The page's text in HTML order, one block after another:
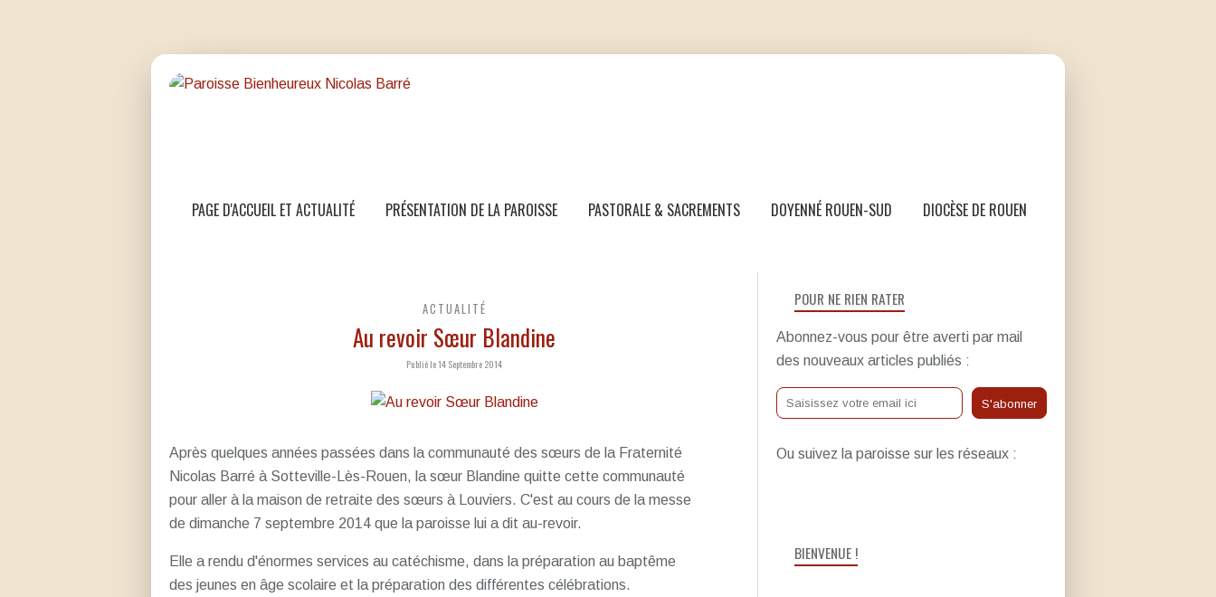
PAGE D'ACCUEIL ET ACTUALITÉ PRÉSENTATION DE LA PAROISSE PASTORALE & SACREMENTS DOYENNÉ ROUEN-SUD DIOCÈSE DE ROUEN
ACTUALITÉ
Au revoir Sœur Blandine
Publié le 14 Septembre 2014
Après quelques années passées dans la communauté des sœurs de la Fraternité
Nicolas Barré à Sotteville-Lès-Rouen, la sœur Blandine quitte cette communauté
pour aller à la maison de retraite des sœurs à Louviers. C'est au cours de la messe
de dimanche 7 septembre 2014 que la paroisse lui a dit au-revoir.
Elle a rendu d'énormes services au catéchisme, dans la préparation au baptême
des jeunes en âge scolaire et la préparation des différentes célébrations.
POUR NE RIEN RATER
Abonnez-vous pour être averti par mail
des nouveaux articles publiés :
Ou suivez la paroisse sur les réseaux :
BIENVENUE !